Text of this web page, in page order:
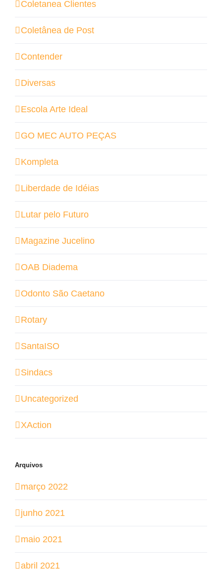
Coletanea Clientes
Coletânea de Post
Contender
Diversas
Escola Arte Ideal
GO MEC AUTO PEÇAS
Kompleta
Liberdade de Idéias
Lutar pelo Futuro
Magazine Jucelino
OAB Diadema
Odonto São Caetano
Rotary
SantaISO
Sindacs
Uncategorized
XAction
Arquivos
março 2022
junho 2021
maio 2021
abril 2021